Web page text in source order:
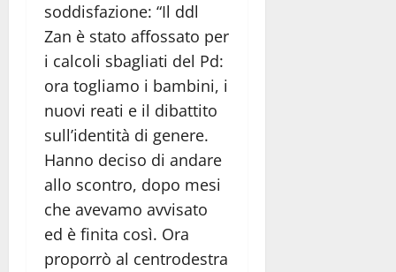
soddisfazione: “Il ddl
Zan è stato affossato per
i calcoli sbagliati del Pd:
ora togliamo i bambini, i
nuovi reati e il dibattito
sull’identità di genere.
Hanno deciso di andare
allo scontro, dopo mesi
che avevamo avvisato
ed è finita così. Ora
proporrò al centrodestra